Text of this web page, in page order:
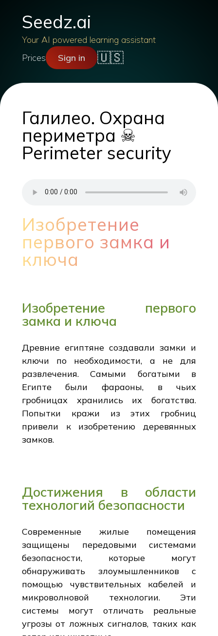
Seedz.ai
Your AI powered learning assistant
Prices
Sign in 🇺🇸
Галилео. Охрана
периметра ☠
Perimeter security
Изобретение
первого замка и
ключа
Изобретение первого
замка и ключа
Древние египтяне создавали замки и
ключи по необходимости, а не для
развлечения. Самыми богатыми в
Египте были фараоны, в чьих
гробницах хранились их богатства.
Попытки кражи из этих гробниц
привели к изобретению деревянных
замков.
Достижения в области
технологий безопасности
Современные жилые помещения
защищены передовыми системами
безопасности, которые могут
обнаруживать злоумышленников с
помощью чувствительных кабелей и
микроволновой технологии. Эти
системы могут отличать реальные
угрозы от ложных сигналов, таких как